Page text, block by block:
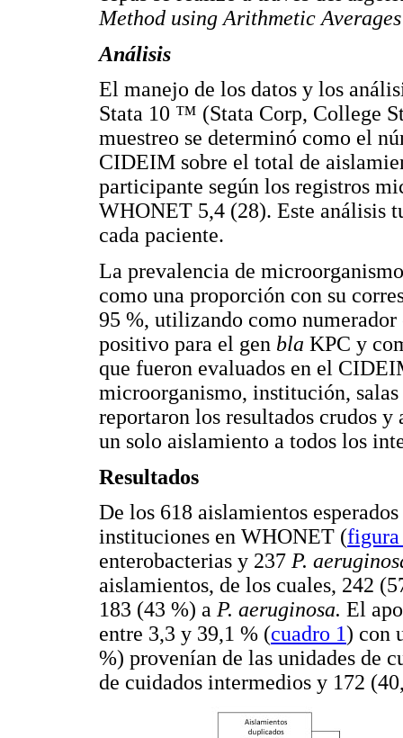
Method using Arithmetic
Análisis
El manejo de los datos y los
Stata 10 ™ (Stata Corp, College
muestreo se determinó como el
CIDEIM sobre el total de
participante según los registros
WHONET 5,4 (28). Este análisis
cada paciente.
La prevalencia de
como una proporción con su
95 %, utilizando como
positivo para el gen bla KPC y
que fueron evaluados en el
microorganismo, institución,
reportaron los resultados crudos
un solo aislamiento a todos los
Resultados
De los 618 aislamientos
instituciones en WHONET (figura
enterobacterias y 237 P.
aislamientos, de los cuales, 242
183 (43 %) a P. aeruginosa. El
entre 3,3 y 39,1 % (cuadro 1) con
%) provenían de las unidades de
de cuidados intermedios y 172